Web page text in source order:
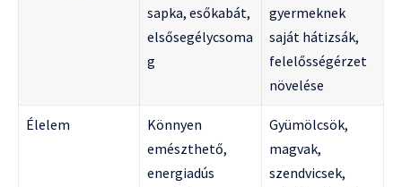
sapka, esőkabát,
elsősegélycsoma
g
gyermeknek
saját hátizsák,
felelősségérzet
növelése
Élelem
Könnyen
emészthető,
energiadús
Gyümölcsök,
magvak,
szendvicsek,